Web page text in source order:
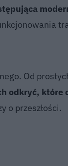
Od
odkryć, które
o przeszłości.